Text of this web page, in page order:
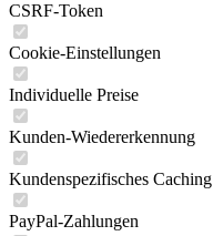
CSRF-Token
Cookie-Einstellungen
Individuelle Preise
Kunden-Wiedererkennung
Kundenspezifisches Caching
PayPal-Zahlungen